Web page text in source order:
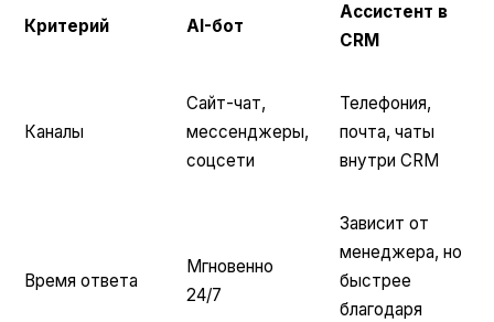
Критерий AI-бот
Ассистент в
CRM
Каналы
Сайт-чат,
мессенджеры,
соцсети
Телефония,
почта, чаты
внутри CRM
Время ответа
Мгновенно
24/7
Зависит от
менеджера, но
быстрее
благодаря